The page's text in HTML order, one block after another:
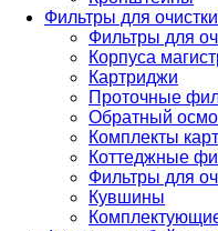
Фильтры для
Фильтры для
Корпуса
Картриджи
Проточные
Обратный
Комплекты
Коттеджные
Фильтры для
Кувшины